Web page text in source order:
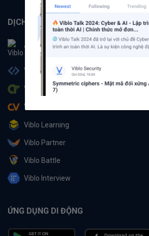
DỊCH VỤ
Viblo
Viblo Code
Viblo CTF
Viblo CV
Viblo Learning
Viblo Partner
Viblo Battle
Viblo Interview
ỨNG DỤNG DI ĐỘNG